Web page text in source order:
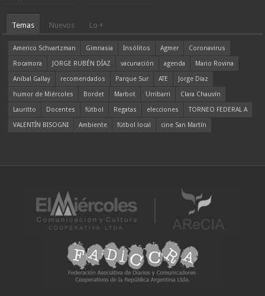
Temas Nuevos Lo +
Americo Schvartzman Gimnasia Insólitos Agmer
Coronavirus
Rocamora
JORGE RUBÉN DÍAZ vacunación agenda
Mario Rovina
Aníbal Gallay
recomendados Parque Sur ATE
Jorge Díaz
humor de Miércoles
Bordet Marbot Urribarri
Clara Chauvín
Lauritto
Docentes fútbol Regatas elecciones
TORNEO FEDERAL A
VALENTÍN BISOGNI
Ambiente fútbol local cine San Martín